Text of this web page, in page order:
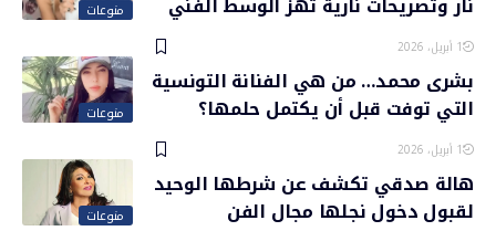
منوعات
1 أبريل، 2026
منوعات
بشرى محمد… من هي الفنانة التونسية
التي توفت قبل أن يكتمل حلمها؟
1 أبريل، 2026
منوعات
هالة صدقي تكشف عن شرطها الوحيد
لقبول دخول نجلها مجال الفن